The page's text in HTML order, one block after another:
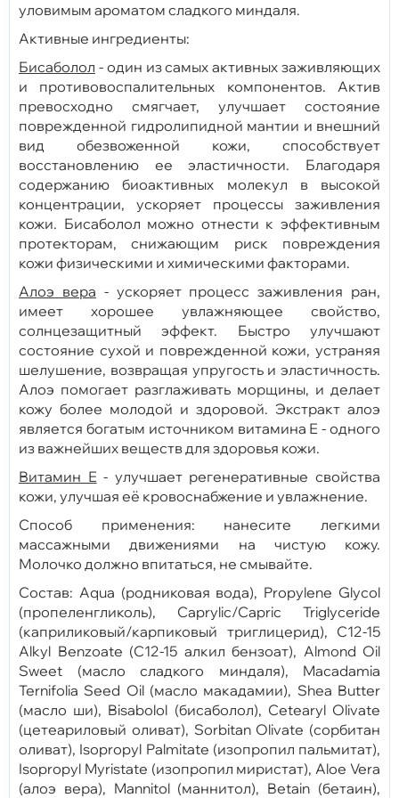
уловимым ароматом сладкого миндаля.
Активные ингредиенты:
Бисаболол - один из самых активных заживляющих
и противовоспалительных компонентов. Актив
превосходно смягчает, улучшает состояние
поврежденной гидролипидной мантии и внешний
вид обезвоженной кожи, способствует
восстановлению ее эластичности. Благодаря
содержанию биоактивных молекул в высокой
концентрации, ускоряет процессы заживления
кожи. Бисаболол можно отнести к эффективным
протекторам, снижающим риск повреждения
кожи физическими и химическими факторами.
Алоэ вера - ускоряет процесс заживления ран,
имеет хорошее увлажняющее свойство,
солнцезащитный эффект. Быстро улучшают
состояние сухой и поврежденной кожи, устраняя
шелушение, возвращая упругость и эластичность.
Алоэ помогает разглаживать морщины, и делает
кожу более молодой и здоровой. Экстракт алоэ
является богатым источником витамина Е - одного
из важнейших веществ для здоровья кожи.
Витамин Е - улучшает регенеративные свойства
кожи, улучшая её кровоснабжение и увлажнение.
Способ применения: нанесите легкими
массажными движениями на чистую кожу.
Молочко должно впитаться, не смывайте.
Состав: Aqua (родниковая вода), Propylene Glycol
(пропеленгликоль), Caprylic/Capric Triglyceride
(каприликовый/карпиковый триглицерид), C12-15
Alkyl Benzoate (С12-15 алкил бензоат), Almond Oil
Sweet (масло сладкого миндаля), Macadamia
Ternifolia Seed Oil (масло макадамии), Shea Butter
(масло ши), Bisabolol (бисаболол), Cetearyl Olivate
(цетеариловый оливат), Sorbitan Olivate (сорбитан
оливат), Isopropyl Palmitate (изопропил пальмитат),
Isopropyl Myristate (изопропил миристат), Aloe Vera
(алоэ вера), Mannitol (маннитол), Betain (бетаин),